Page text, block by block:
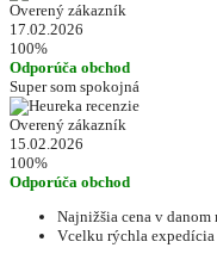
Overený zákazník
17.02.2026
100%
Odporúča obchod
Super som spokojná
Overený zákazník
15.02.2026
100%
Odporúča obchod
Najnižšia cena v danom
Vcelku rýchla expedícia